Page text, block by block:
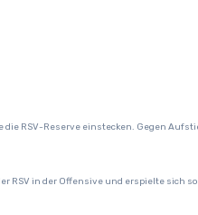
RSV-Reserve einstecken. Gegen
RSV in der Offensive und erspielte sich